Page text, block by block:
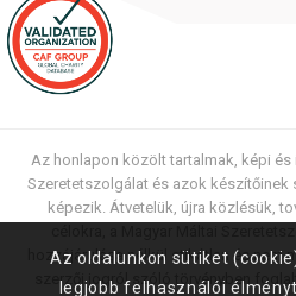
Az honlapon közölt tartalmak, képi és
Szeretetszolgálat és azok készítőinek
képezik. Átvetelük, újra közlésük,
hozzájárulása nélkül etikátlan és nem
szerzői jogról szóló törvényben
Az oldalunkon sütiket
legjobb felhasználói